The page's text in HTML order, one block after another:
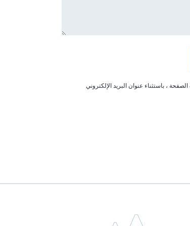
، باستثناء عنوان البريد الإلكتروني